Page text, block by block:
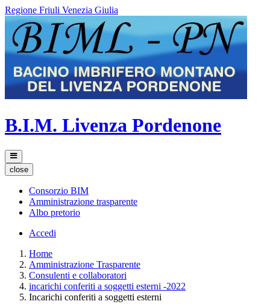
Regione Friuli Venezia Giulia
B.I.M. Livenza Pordenone
close
Consorzio BIM
Amministrazione trasparente
Albo pretorio
Accedi
Home
Amministrazione Trasparente
Consulenti e collaboratori
incarichi conferiti a soggetti esterni -2022
Incarichi conferiti a soggetti esterni